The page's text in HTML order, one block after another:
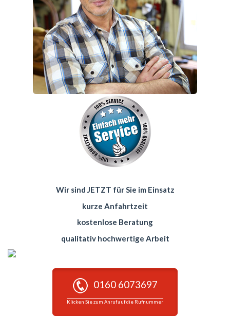
Wir sind JETZT für Sie im Einsatz
kurze Anfahrtzeit
kostenlose Beratung
qualitativ hochwertige Arbeit
0160 6073697
Klicken Sie zum Anruf auf die Rufnummer